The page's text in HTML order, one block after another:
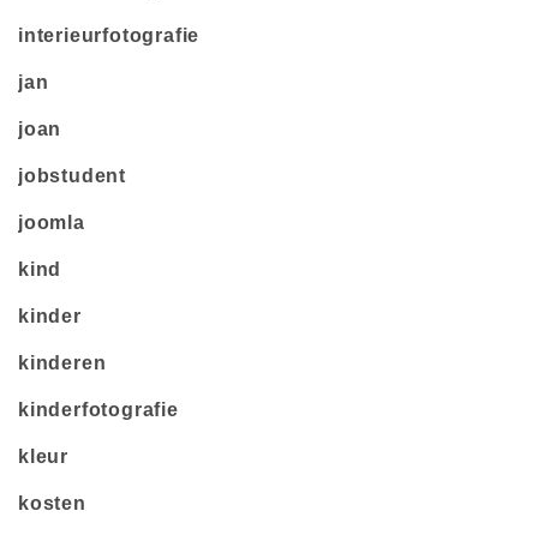
interieurfotografie
jan
joan
jobstudent
joomla
kind
kinder
kinderen
kinderfotografie
kleur
kosten